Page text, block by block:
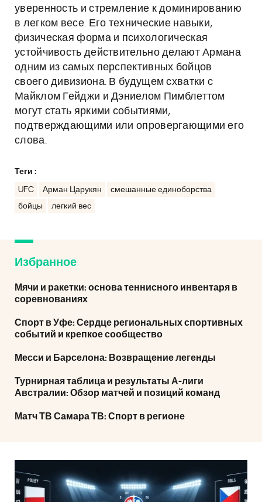
уверенность и стремление к доминированию
в легком весе. Его технические навыки,
физическая форма и психологическая
устойчивость действительно делают Армана
одним из самых перспективных бойцов
своего дивизиона. В будущем схватки с
Майклом Гейджи и Дэниелом Пимблеттом
могут стать яркими событиями,
подтверждающими или опровергающими его
слова.
Теги :
UFC Арман Царукян
смешанные единоборства
бойцы
легкий вес
Избранное
Мячи и ракетки: основа теннисного инвентаря в
соревнованиях
Спорт в Уфе: Сердце региональных спортивных
событий и крепкое сообщество
Месси и Барселона: Возвращение легенды
Турнирная таблица и результаты А-лиги
Австралии: Обзор матчей и позиций команд
Матч ТВ Самара ТВ: Спорт в регионе